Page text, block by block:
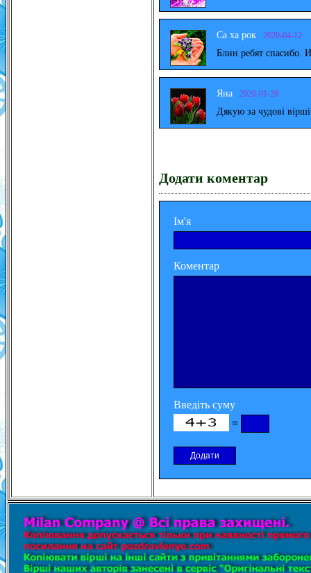
Са ха рок 2020-04-12
Блин ребят спасибо.
Яна 2020-01-28
Дякую за чудові
Додати коментар
Ім'я
Коментар
Введіть суму
=